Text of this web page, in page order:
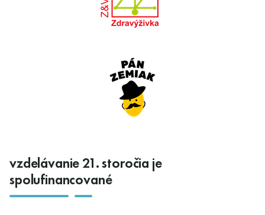
vzdelávanie 21. storočia je
spolufinancované